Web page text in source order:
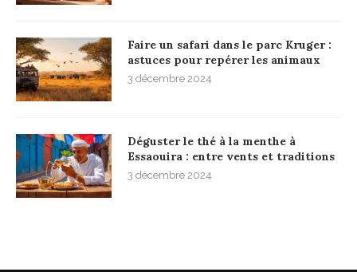
Faire un safari dans le parc Kruger :
astuces pour repérer les animaux
3 décembre 2024
Déguster le thé à la menthe à
Essaouira : entre vents et traditions
3 décembre 2024